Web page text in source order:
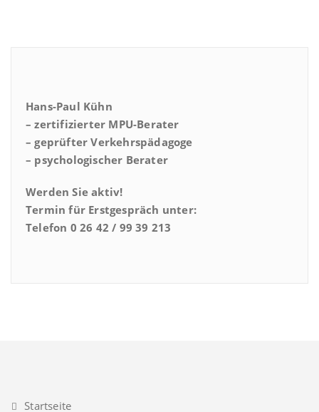
Hans-Paul Kühn
– zertifizierter MPU-Berater
– geprüfter Verkehrspädagoge
– psychologischer Berater
Werden Sie aktiv!
Termin für Erstgespräch unter:
Telefon 0 26 42 / 99 39 213
Startseite